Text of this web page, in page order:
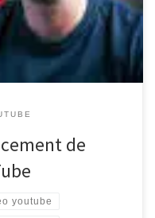
optimiser le
de
youtube